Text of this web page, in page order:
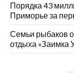
Порядка 43
Приморье за
Семьи рыбаков
отдыха «Заимка